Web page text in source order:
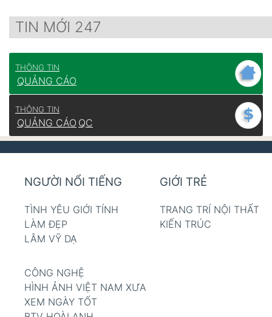
TIN MỚI 247
THÔNG TIN
QUẢNG CÁO
THÔNG TIN
QUẢNG CÁO QC
NGƯỜI NỔI TIẾNG
TÌNH YÊU GIỚI TÍNH
LÀM ĐẸP
LÂM VỸ DẠ
GIỚI TRẺ
TRANG TRÍ NỘI THẤT
KIẾN TRÚC
CÔNG NGHỆ
HÌNH ẢNH VIỆT NAM XƯA
XEM NGÀY TỐT